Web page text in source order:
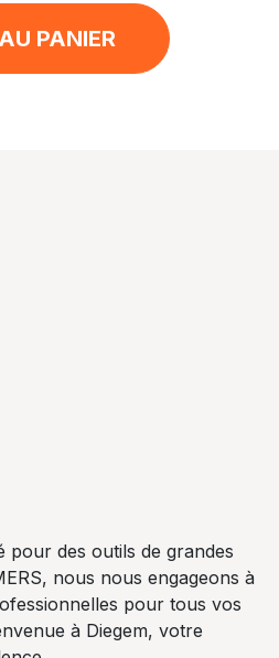
PANIER
pour des outils de grandes
nous nous engageons à
pour tous vos
à Diegem, votre